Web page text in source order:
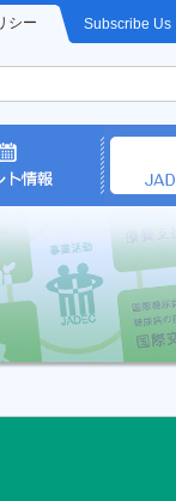
シー Subscribe Us